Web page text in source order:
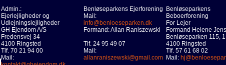
Admin.:
Ejerlejligheder og
Udlejningslejligheder
GH Ejendom A/S
Fredensvej 34
4100 Ringsted
Tlf. 70 21 94 00
Mail:
Benløseparkens Ejerforening
Mail:
info@benloeseparken.dk
Formand: Allan Raniszewski
Tlf. 24 95 49 07
Mail:
allanraniszewski@gmail.com
Benløseparkens
Beboerforening
For Lejer
Formand Helene
Benløseparken 115,
4100 Ringsted
Tlf. 57 61 68 02
Mail: